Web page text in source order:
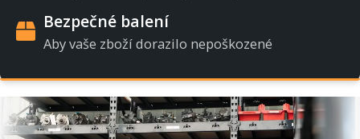
Bezpečné balení
Aby vaše zboží dorazilo nepoškozené